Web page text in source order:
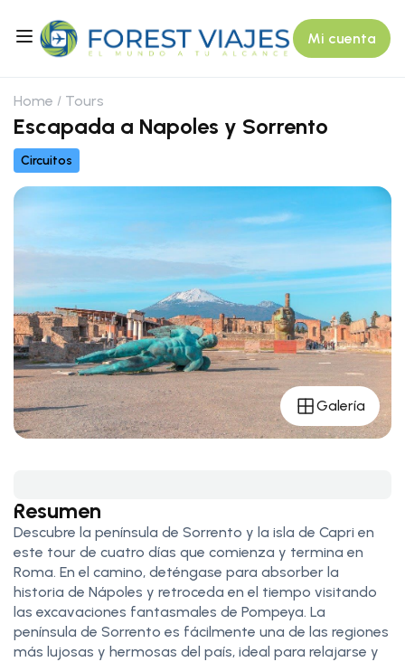
Mi cuenta
Home Tours
Escapada a Napoles y Sorrento
Circuitos
Galería
Resumen
Descubre la península de Sorrento y la isla de Capri en
este tour de cuatro días que comienza y termina en
Roma. En el camino, deténgase para absorber la
historia de Nápoles y retroceda en el tiempo visitando
las excavaciones fantasmales de Pompeya. La
península de Sorrento es fácilmente una de las regiones
más lujosas y hermosas del país, ideal para relajarse y